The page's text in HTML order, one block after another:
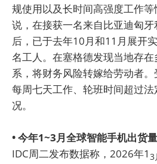
规使用以及长时间高强度工作
说，在接获一名来自比亚迪匈
后，已于去年10月和11月展开
名工人。在塞格德发现当地存
系，将财务风险转嫁给劳动者
每周七天工作、轮班时间超过
况。
• 今年1~3月全球智能手机出货量
IDC周二发布数据称，2026年1 3